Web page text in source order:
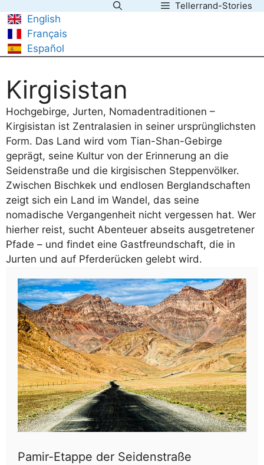
Inhalt
springen
Tellerrand-Stories
English
Français
Español
Kirgisistan
Hochgebirge, Jurten, Nomadentraditionen –
Kirgisistan ist Zentralasien in seiner ursprünglichsten
Form. Das Land wird vom Tian-Shan-Gebirge
geprägt, seine Kultur von der Erinnerung an die
Seidenstraße und die kirgisischen Steppenvölker.
Zwischen Bischkek und endlosen Berglandschaften
zeigt sich ein Land im Wandel, das seine
nomadische Vergangenheit nicht vergessen hat. Wer
hierher reist, sucht Abenteuer abseits ausgetretener
Pfade – und findet eine Gastfreundschaft, die in
Jurten und auf Pferderücken gelebt wird.
Pamir-Etappe der Seidenstraße